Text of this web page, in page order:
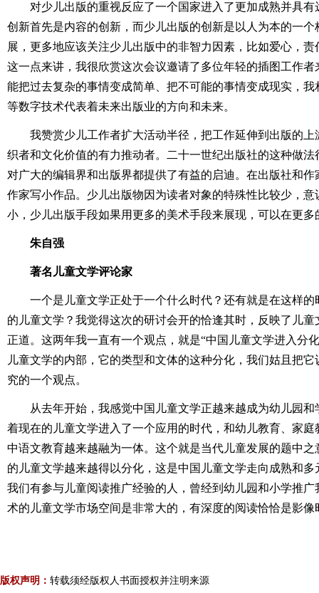
对少儿出版的重视反应了一个国家进入了更加成熟并具
创新首先是内容的创新，而少儿出版的创新是以人为本的一
展，更多地应该关注少儿出版中的非智力因素，比如爱心，
这一点来讲，我很欣赏这次会议邀请了多位年轻的插图工作
能把过去复杂的事情变成简单、把不可能的事情变成现实，
等数字技术代表着未来出版业的方向和未来。
我赞赏少儿工作者扩大活动半径，把工作延伸到出版的
织者和文化价值的有力推动者。二十一世纪出版社的这种做
对广大的编辑界和出版界都提供了有益的启迪。在出版社和
作家写小作品。少儿出版物因为读者对象的特殊性比较少，
小，少儿出版手段如果用更多的美术手段来展现，可以在更
朱自强
著名儿童文学评论家
一个是儿童文学正处于一个什么时代？还有就是在这样
的儿童文学？我觉得这次的研讨会开的恰逢其时，反映了儿
正道。这两年我一直有一个观点，就是“中国儿童文学进入分
儿童文学的内部，它的类型和文体的这种分化，我们姑且把
究的一个观点。
从去年开始，我感觉中国儿童文学正越来越成为幼儿园
着现在的儿童文学进入了一个应用的时代，和幼儿教育、家
中语文教育越来越融为一体。这个就是当代儿童发展的题中
的儿童文学越来越得以分化，这是中国儿童文学走向成熟和
我们有参与儿童阅读推广经验的人，曾经到幼儿园和小学推
术的儿童文学市场空间是非常大的，有深度的阅读恰恰是影像
版权声明： 转载须经版权人书面授权并注明来源